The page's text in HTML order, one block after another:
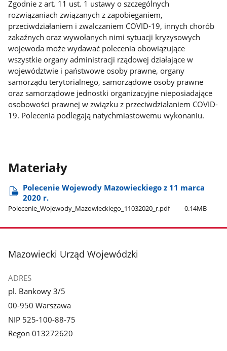
Zgodnie z art. 11 ust. 1 ustawy o szczególnych
rozwiązaniach związanych z zapobieganiem,
przeciwdziałaniem i zwalczaniem COVID-19, innych chorób
zakaźnych oraz wywołanych nimi sytuacji kryzysowych
wojewoda może wydawać polecenia obowiązujące
wszystkie organy administracji rządowej działające w
województwie i państwowe osoby prawne, organy
samorządu terytorialnego, samorządowe osoby prawne
oraz samorządowe jednostki organizacyjne nieposiadające
osobowości prawnej w związku z przeciwdziałaniem COVID-
19. Polecenia podlegają natychmiastowemu wykonaniu.
Materiały
Polecenie Wojewody Mazowieckiego z 11 marca
2020 r.
Polecenie​_Wojewody​_Mazowieckiego​_11032020​_r.pdf 0.14MB
stopka
Mazowiecki Urząd Wojewódzki
ADRES
pl. Bankowy 3/5
00-950 Warszawa
NIP 525-100-88-75
Regon 013272620